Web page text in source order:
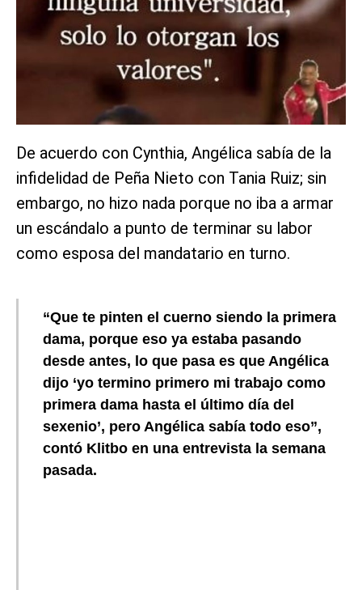
De acuerdo con Cynthia, Angélica sabía de la
infidelidad de Peña Nieto con Tania Ruiz; sin
embargo, no hizo nada porque no iba a armar
un escándalo a punto de terminar su labor
como esposa del mandatario en turno.
“Que te pinten el cuerno siendo la primera
dama, porque eso ya estaba pasando
desde antes, lo que pasa es que Angélica
dijo ‘yo termino primero mi trabajo como
primera dama hasta el último día del
sexenio’, pero Angélica sabía todo eso”,
contó Klitbo en una entrevista la semana
pasada.